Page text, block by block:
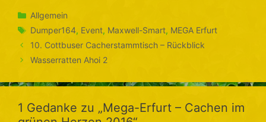
Kategorien
Allgemein
Schlagwörter
Dumper164, Event, Maxwell-Smart, MEGA Erfurt
10. Cottbuser Cacherstammtisch – Rückblick
Wasserratten Ahoi 2
1 Gedanke zu „Mega-Erfurt – Cachen im